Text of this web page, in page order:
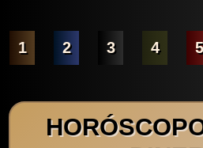
1 2 3 4 5